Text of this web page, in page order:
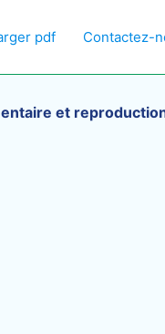
pdf Contactez-
et